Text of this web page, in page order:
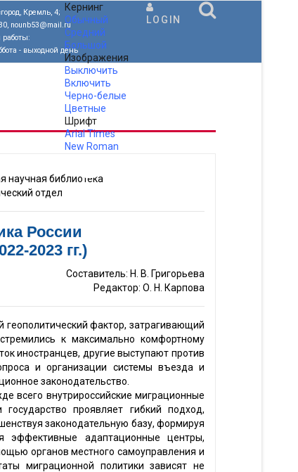
Кремль, 4;
nounb53@mail.ru
- выходной день
Кернинг
Обычный
Средний
Большой
Изображения
Выключить
Включить
Черно-белые
Цветные
Шрифт
ArialTimes
New Roman
LOGIN
научная библиотека
отдел
России
2023 гг.)
Составитель: Н. В. Григорьева
Редактор: О. Н. Карпова
фактор, затрагивающий
к максимально комфортному
иностранцев, другие выступают против
и организации системы въезда и
законодательство.
всего внутрироссийские миграционные
проявляет гибкий подход,
законодательную базу, формируя
эффективные адаптационные центры,
органов местного самоуправления и
миграционной политики зависят не